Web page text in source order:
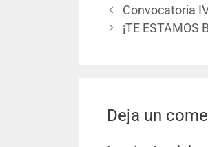
Convocatoria
¡TE ESTAMOS
Deja un